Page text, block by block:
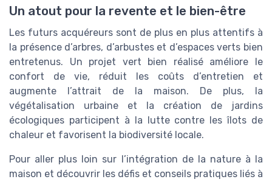
Un atout pour la revente et le bien-être
Les futurs acquéreurs sont de plus en plus attentifs à
la présence d’arbres, d’arbustes et d’espaces verts bien
entretenus. Un projet vert bien réalisé améliore le
confort de vie, réduit les coûts d’entretien et
augmente l’attrait de la maison. De plus, la
végétalisation urbaine et la création de jardins
écologiques participent à la lutte contre les îlots de
chaleur et favorisent la biodiversité locale.
Pour aller plus loin sur l’intégration de la nature à la
maison et découvrir les défis et conseils pratiques liés à